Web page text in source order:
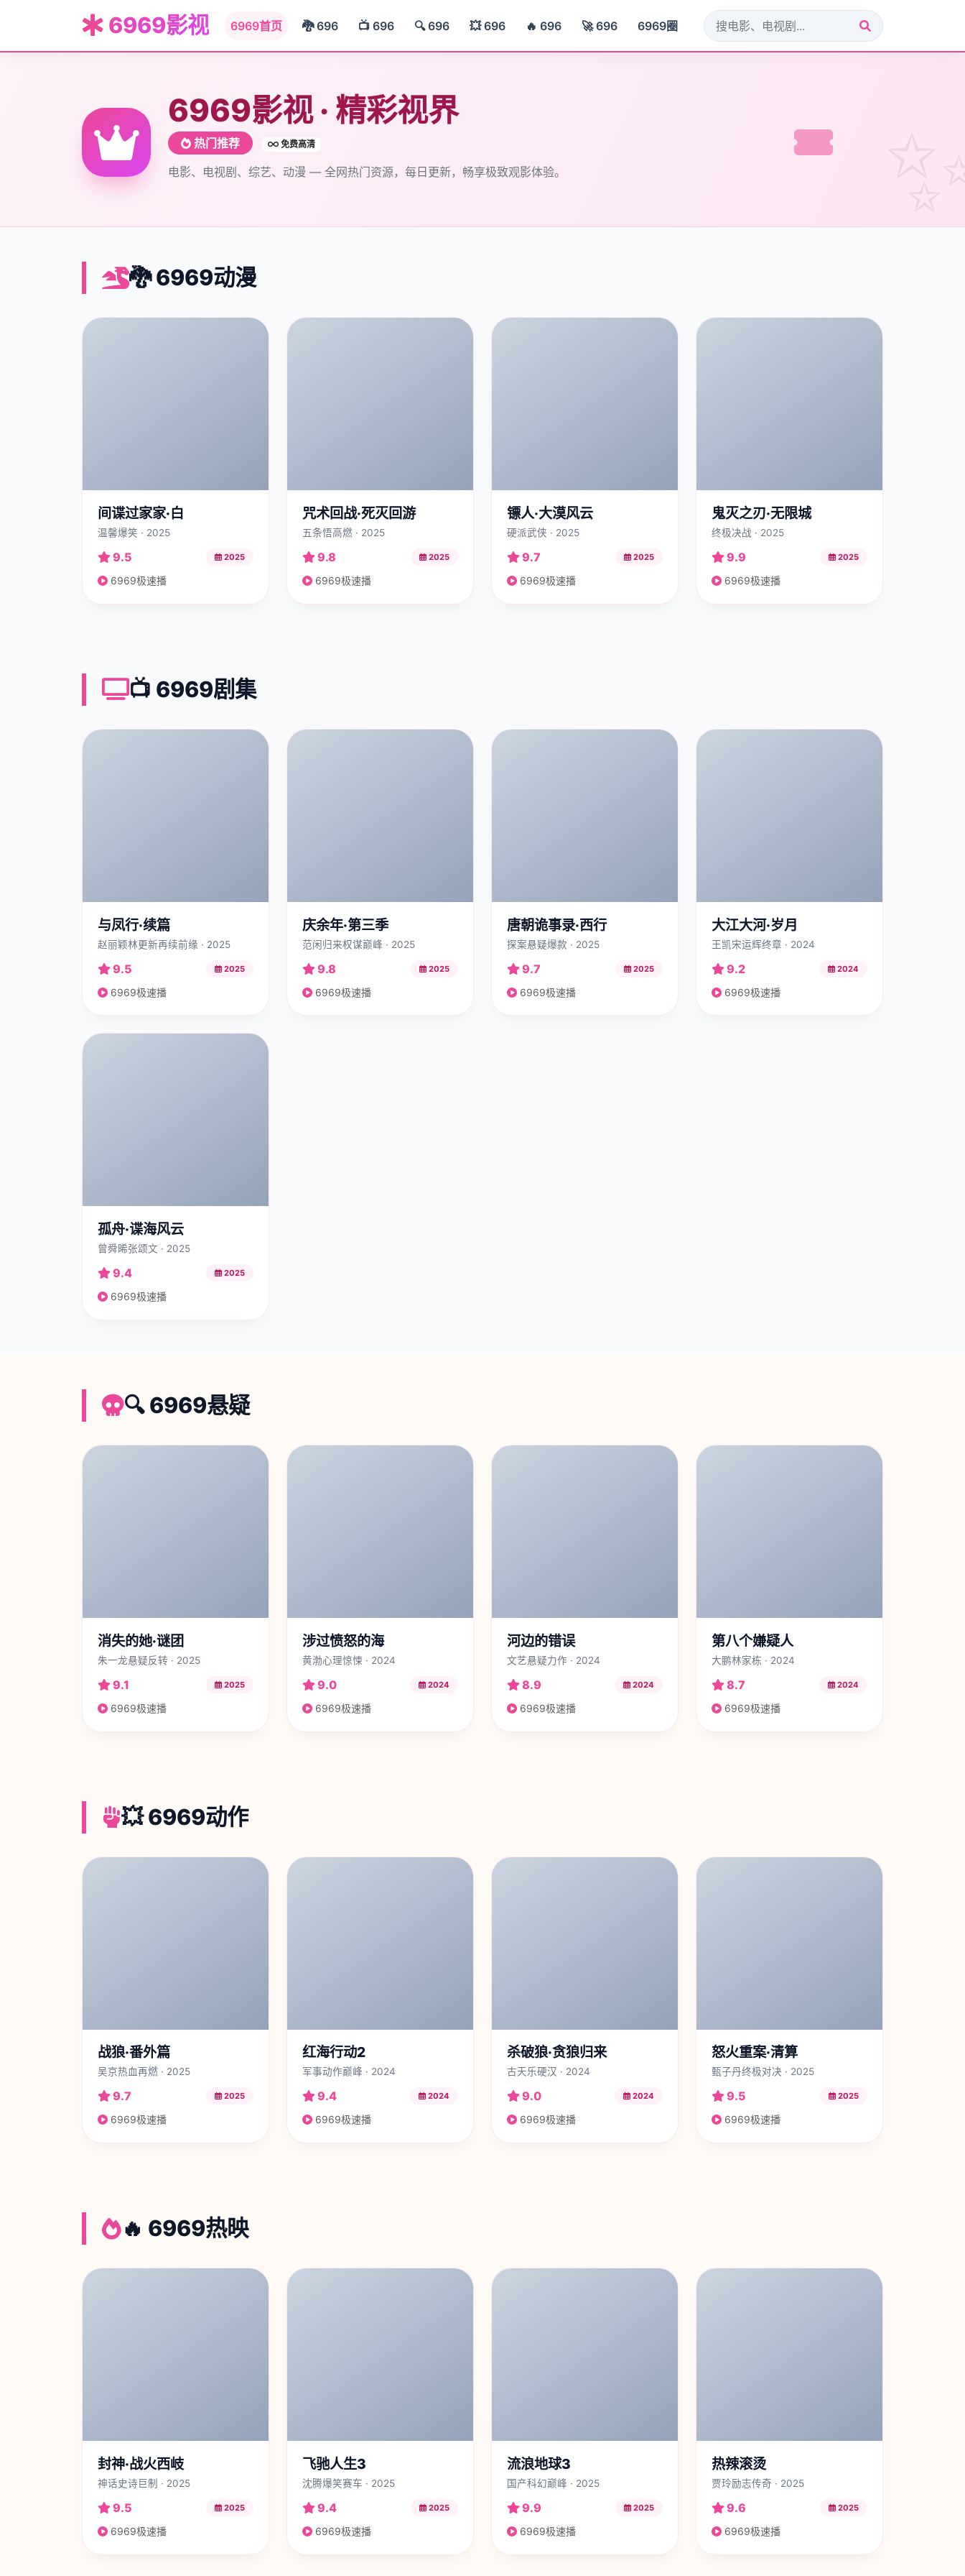
6969影视 6969首页 🐉 696 📺 696 🔍 696 💥 696 🔥 696 🚀 696 6969圈
6969影视 · 精彩视界
热门推荐 免费高清
电影、电视剧、综艺、动漫 — 全网热门资源，每日更新，畅享极致观影体验。
🐉 6969动漫
间谍过家家·白
温馨爆笑 · 2025
9.5 2025
6969极速播
咒术回战·死灭回游
五条悟高燃 · 2025
9.8 2025
6969极速播
镖人·大漠风云
硬派武侠 · 2025
9.7 2025
6969极速播
鬼灭之刃·无限城
终极决战 · 2025
9.9 2025
6969极速播
📺 6969剧集
与凤行·续篇
赵丽颖林更新再续前缘 · 2025
9.5 2025
6969极速播
庆余年·第三季
范闲归来权谋巅峰 · 2025
9.8 2025
6969极速播
唐朝诡事录·西行
探案悬疑爆款 · 2025
9.7 2025
6969极速播
大江大河·岁月
王凯宋运辉终章 · 2024
9.2 2024
6969极速播
孤舟·谍海风云
曾舜晞张颂文 · 2025
9.4 2025
6969极速播
🔍 6969悬疑
消失的她·谜团
朱一龙悬疑反转 · 2025
9.1 2025
6969极速播
涉过愤怒的海
黄渤心理惊悚 · 2024
9.0 2024
6969极速播
河边的错误
文艺悬疑力作 · 2024
8.9 2024
6969极速播
第八个嫌疑人
大鹏林家栋 · 2024
8.7 2024
6969极速播
💥 6969动作
战狼·番外篇
吴京热血再燃 · 2025
9.7 2025
6969极速播
红海行动2
军事动作巅峰 · 2024
9.4 2024
6969极速播
杀破狼·贪狼归来
古天乐硬汉 · 2024
9.0 2024
6969极速播
怒火重案·清算
甄子丹终极对决 · 2025
9.5 2025
6969极速播
🔥 6969热映
封神·战火西岐
神话史诗巨制 · 2025
9.5 2025
6969极速播
飞驰人生3
沈腾爆笑赛车 · 2025
9.4 2025
6969极速播
流浪地球3
国产科幻巅峰 · 2025
9.9 2025
6969极速播
热辣滚烫
贾玲励志传奇 · 2025
9.6 2025
6969极速播